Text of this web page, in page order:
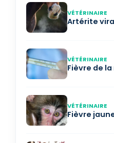
VÉTÉRINAIRE
Artérite
VÉTÉRINAIRE
Fièvre de
VÉTÉRINAIRE
Fièvre